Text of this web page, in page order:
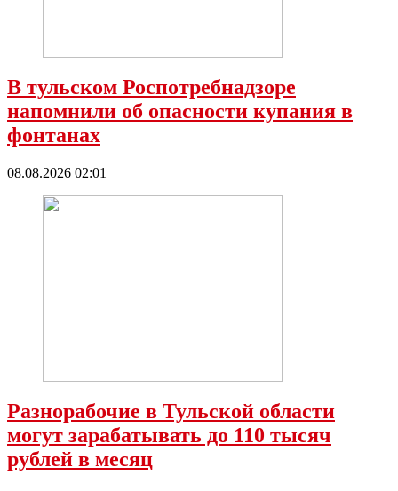
В тульском Роспотребнадзоре
напомнили об опасности купания в
фонтанах
08.08.2026 02:01
Разнорабочие в Тульской области
могут зарабатывать до 110 тысяч
рублей в месяц